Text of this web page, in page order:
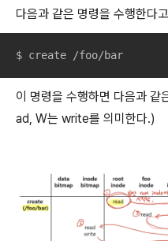
다음과 같은 명령을 수행한다
$ create /foo/bar
이 명령을 수행하면 다음과 같
ad, W는 write를 의미한다.)